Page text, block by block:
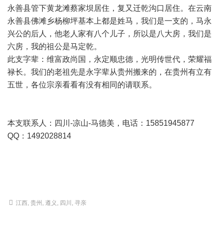
永善县管下黄龙滩蔡家坝居住，复又迁乾沟口居住。在云南
永善县佛滩乡杨柳坪基本上都是姓马，我们是一支的，马永
兴公的后人，他老人家有八个儿子，所以是八大房，我们是
六房，我的祖公是马定乾。
此支字辈：维富政尚国，永定顺忠德，光明传世代，荣耀福
禄长。我们的老祖先是永字辈从贵州搬来的，在贵州有立有
五世，各位宗亲看看有没有相同的请联系。
本支联系人：四川-凉山-马德美，电话：15851945877
QQ：1492028814
江西,贵州 ,遵义 , 四川 ,寻亲